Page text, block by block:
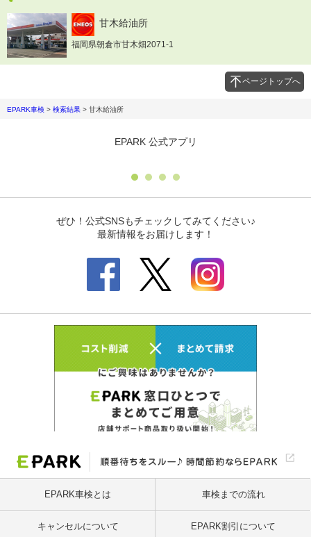
甘木給油所
福岡県朝倉市甘木畑2071-1
ページトップへ
EPARK車検 > 検索結果 > 甘木給油所
EPARK車検とは 車検までの流れ
キャンセルについて EPARK割引について